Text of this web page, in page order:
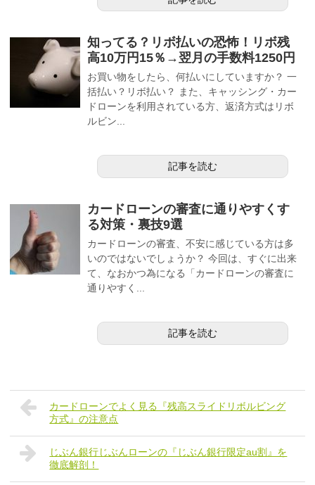
知ってる？リボ払いの恐怖！リボ残
高10万円15％→翌月の手数料1250円
お買い物をしたら、何払いにしていますか？ 一
括払い？リボ払い？ また、キャッシング・カー
ドローンを利用されている方、返済方式はリボ
ルビン...
記事を読む
カードローンの審査に通りやすくす
る対策・裏技9選
カードローンの審査、不安に感じている方は多
いのではないでしょうか？ 今回は、すぐに出来
て、なおかつ為になる「カードローンの審査に
通りやすく...
記事を読む
カードローンでよく見る『残高スライドリボルビング
方式』の注意点
じぶん銀行じぶんローンの『じぶん銀行限定au割』を
徹底解剖！